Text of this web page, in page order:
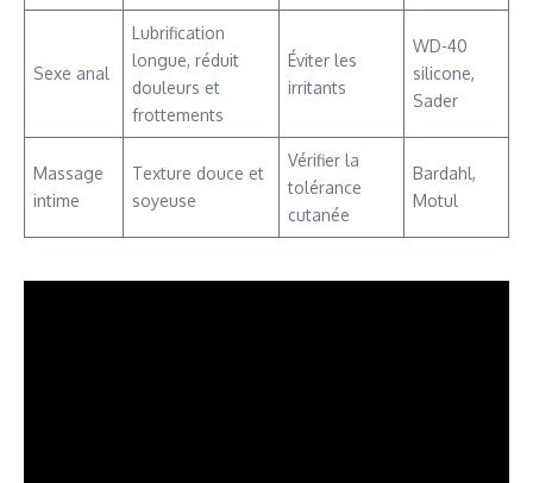
Sexe anal
Lubrification
longue, réduit
douleurs et
frottements
Éviter les
irritants
WD-40
silicone,
Sader
Massage
intime
Texture douce et
soyeuse
Vérifier la
tolérance
cutanée
Bardahl,
Motul